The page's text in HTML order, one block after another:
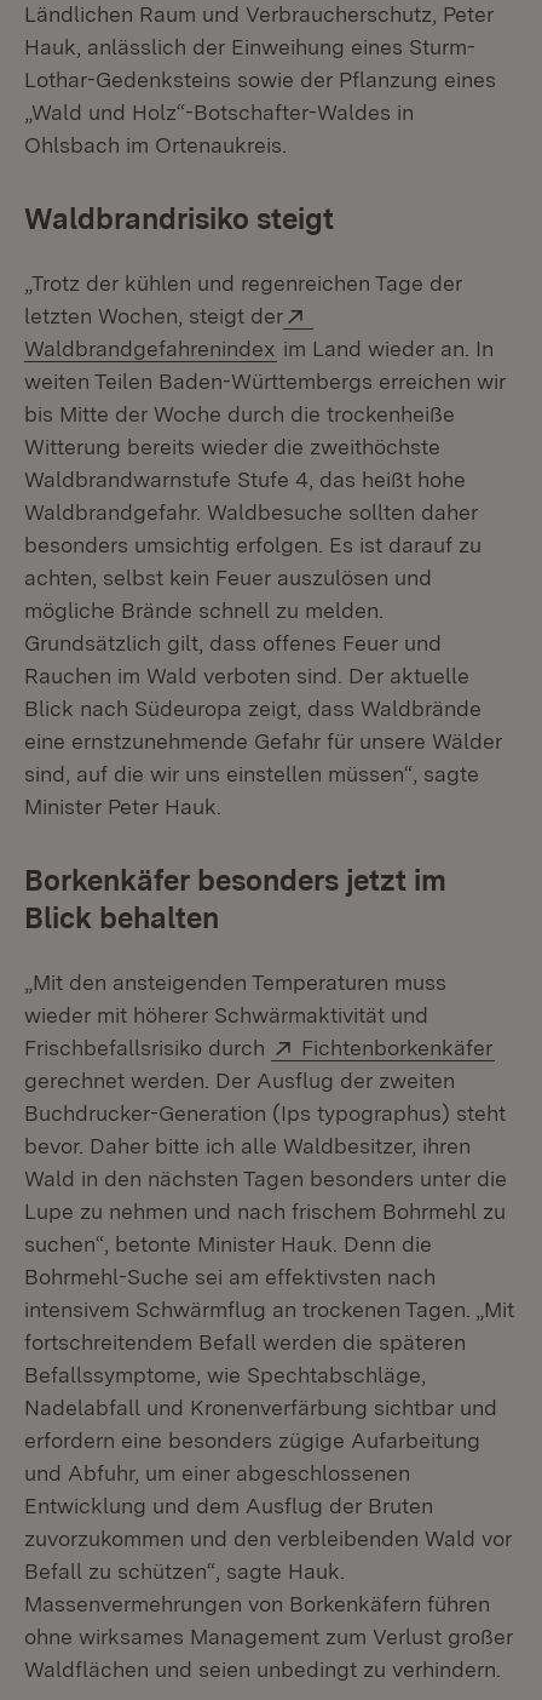
Ländlichen Raum und Verbraucherschutz, Peter
Hauk, anlässlich der Einweihung eines Sturm-
Lothar-Gedenksteins sowie der Pflanzung eines
„Wald und Holz“-Botschafter-Waldes in
Ohlsbach im Ortenaukreis.
Waldbrandrisiko steigt
„Trotz der kühlen und regenreichen Tage der
letzten Wochen, steigt der
Waldbrandgefahrenindex (Öffnet in neuem Fenster)
im Land wieder an. In
weiten Teilen Baden-Württembergs erreichen wir
bis Mitte der Woche durch die trockenheiße
Witterung bereits wieder die zweithöchste
Waldbrandwarnstufe Stufe 4, das heißt hohe
Waldbrandgefahr. Waldbesuche sollten daher
besonders umsichtig erfolgen. Es ist darauf zu
achten, selbst kein Feuer auszulösen und
mögliche Brände schnell zu melden.
Grundsätzlich gilt, dass offenes Feuer und
Rauchen im Wald verboten sind. Der aktuelle
Blick nach Südeuropa zeigt, dass Waldbrände
eine ernstzunehmende Gefahr für unsere Wälder
sind, auf die wir uns einstellen müssen“, sagte
Minister Peter Hauk.
Borkenkäfer besonders jetzt im
Blick behalten
„Mit den ansteigenden Temperaturen muss
wieder mit höherer Schwärmaktivität und
Frischbefallsrisiko durch
Extern:
Fichtenborkenkäfer
gerechnet werden. Der Ausflug der zweiten
Buchdrucker-Generation (Ips typographus) steht
bevor. Daher bitte ich alle Waldbesitzer, ihren
Wald in den nächsten Tagen besonders unter die
Lupe zu nehmen und nach frischem Bohrmehl zu
suchen“, betonte Minister Hauk. Denn die
Bohrmehl-Suche sei am effektivsten nach
intensivem Schwärmflug an trockenen Tagen. „Mit
fortschreitendem Befall werden die späteren
Befallssymptome, wie Spechtabschläge,
Nadelabfall und Kronenverfärbung sichtbar und
erfordern eine besonders zügige Aufarbeitung
und Abfuhr, um einer abgeschlossenen
Entwicklung und dem Ausflug der Bruten
zuvorzukommen und den verbleibenden Wald vor
Befall zu schützen“, sagte Hauk.
Massenvermehrungen von Borkenkäfern führen
ohne wirksames Management zum Verlust großer
Waldflächen und seien unbedingt zu verhindern.